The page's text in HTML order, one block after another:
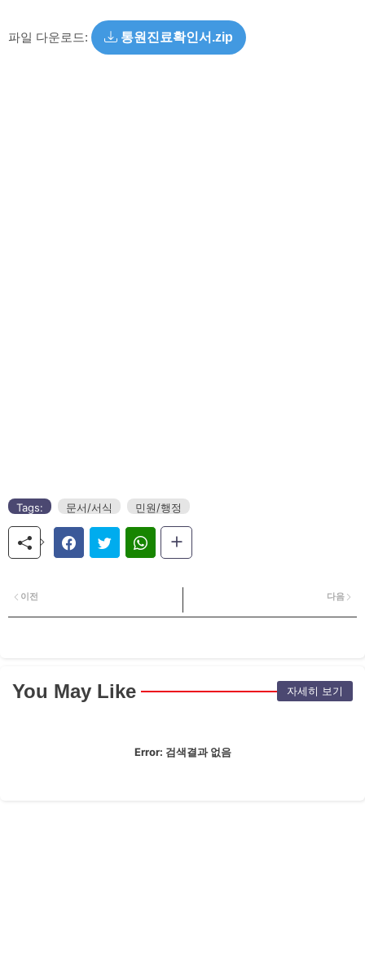
파일 다운로드: 통원진료확인서.zip
Tags: 문서/서식 민원/행정
다음
이전
You May Like 자세히 보기
Error: 검색결과 없음